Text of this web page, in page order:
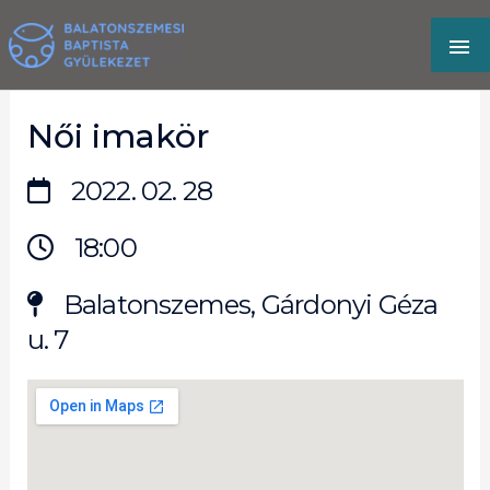
to
content
Női imakör
2022. 02. 28
18:00
Balatonszemes, Gárdonyi Géza
u. 7